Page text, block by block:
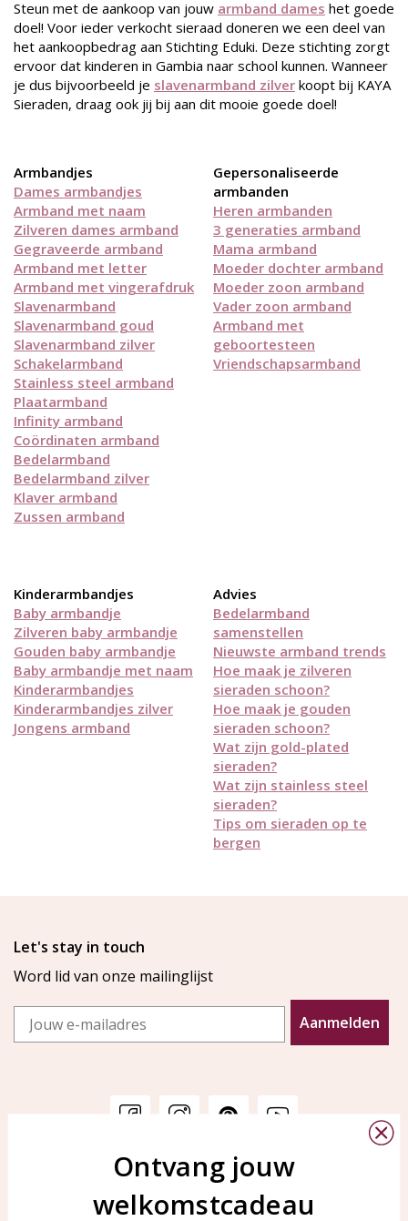
Steun met de aankoop van jouw armband dames het goede
doel! Voor ieder verkocht sieraad doneren we een deel van
het aankoopbedrag aan Stichting Eduki. Deze stichting zorgt
ervoor dat kinderen in Gambia naar school kunnen. Wanneer
je dus bijvoorbeeld je slavenarmband zilver koopt bij KAYA
Sieraden, draag ook jij bij aan dit mooie goede doel!
Armbandjes
Dames armbandjes
Armband met naam
Zilveren dames armband
Gegraveerde armband
Armband met letter
Armband met vingerafdruk
Slavenarmband
Slavenarmband goud
Slavenarmband zilver
Schakelarmband
Stainless steel armband
Plaatarmband
Infinity armband
Coördinaten armband
Bedelarmband
Bedelarmband zilver
Klaver armband
Zussen armband
Gepersonaliseerde
armbanden
Heren armbanden
3 generaties armband
Mama armband
Moeder dochter armband
Moeder zoon armband
Vader zoon armband
Armband met
geboortesteen
Vriendschapsarmband
Kinderarmbandjes
Baby armbandje
Zilveren baby armbandje
Gouden baby armbandje
Baby armbandje met naam
Kinderarmbandjes
Kinderarmbandjes zilver
Jongens armband
Advies
Bedelarmband
samenstellen
Nieuwste armband trends
Hoe maak je zilveren
sieraden schoon?
Hoe maak je gouden
sieraden schoon?
Wat zijn gold-plated
sieraden?
Wat zijn stainless steel
sieraden?
Tips om sieraden op te
bergen
Let's stay in touch
Word lid van onze mailinglijst
Email
Aanmelden
Veelgestelde vragen
KAYA Sieraden
Bellen of WhatsApp Ma-Vr
Ontvang jouw
welkomstcadeau